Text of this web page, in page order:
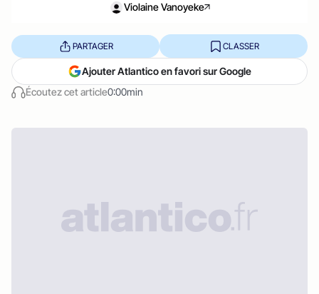
Violaine Vanoyeke
Écoutez cet article0:00min
PARTAGER CLASSER
Ajouter Atlantico en favori sur Google